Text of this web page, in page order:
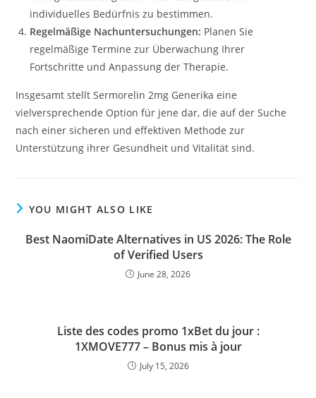
individuelles Bedürfnis zu bestimmen.
Regelmäßige Nachuntersuchungen: Planen Sie
regelmäßige Termine zur Überwachung Ihrer
Fortschritte und Anpassung der Therapie.
Insgesamt stellt Sermorelin 2mg Generika eine
vielversprechende Option für jene dar, die auf der Suche
nach einer sicheren und effektiven Methode zur
Unterstützung ihrer Gesundheit und Vitalität sind.
YOU MIGHT ALSO LIKE
Best NaomiDate Alternatives in US 2026: The Role
of Verified Users
June 28, 2026
Liste des codes promo 1xBet du jour :
1XMOVE777 – Bonus mis à jour
July 15, 2026